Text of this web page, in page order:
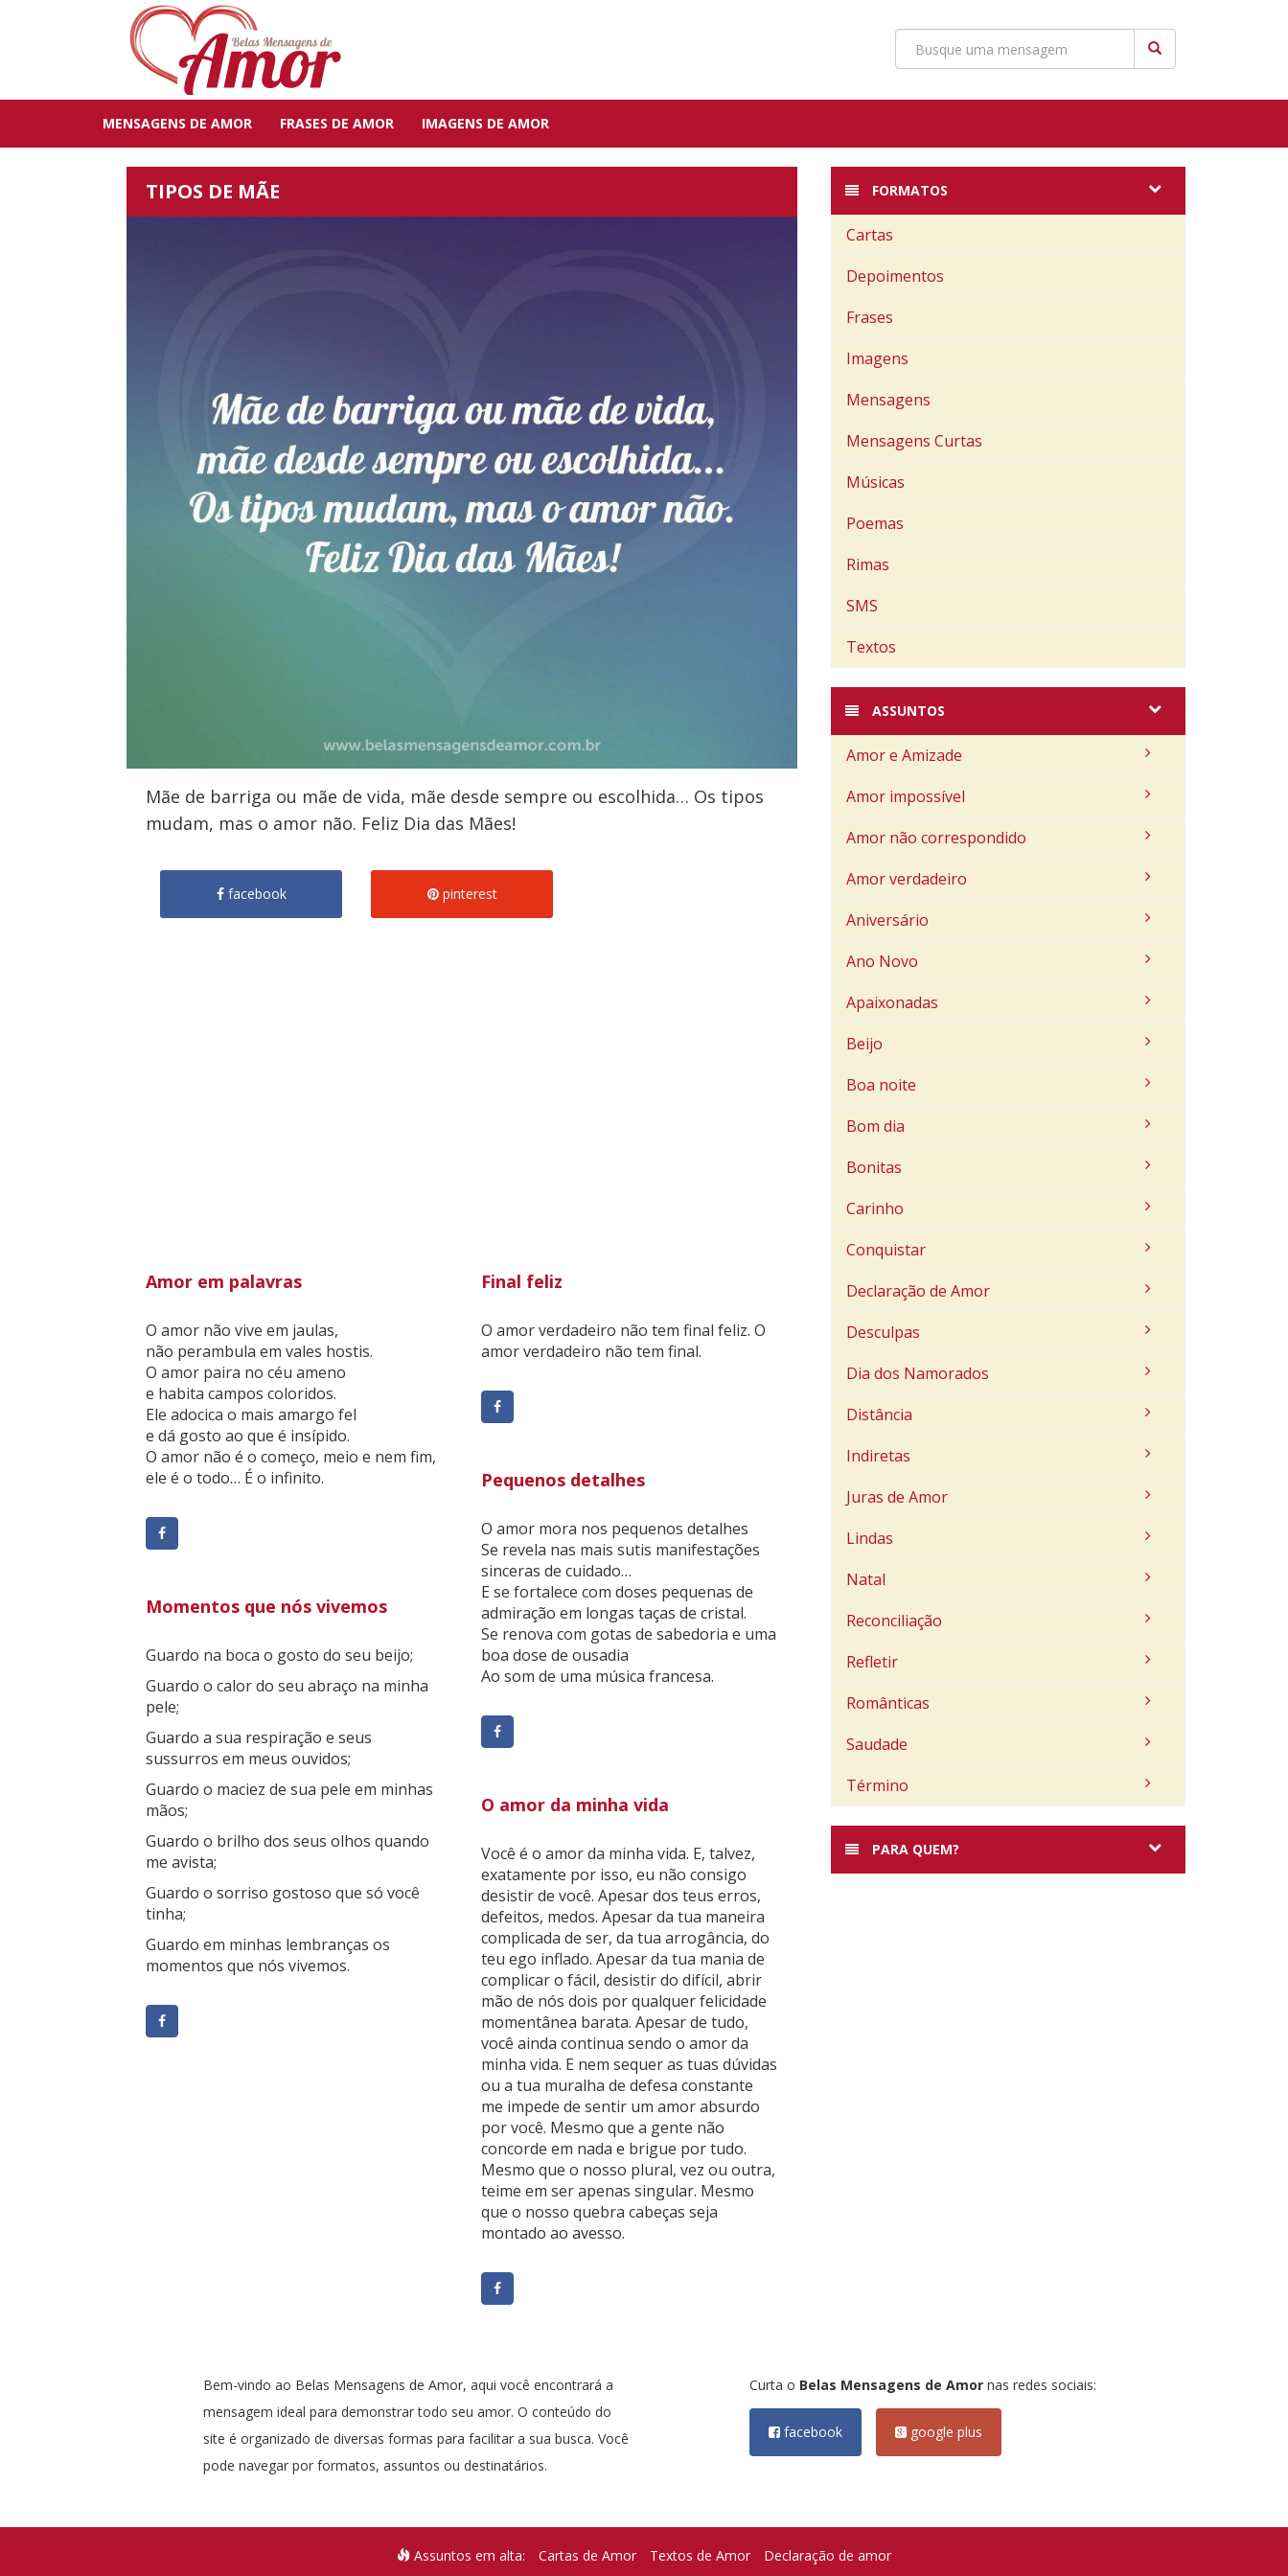
MENSAGENS DE AMOR FRASES DE AMOR IMAGENS DE AMOR
TIPOS DE MÃE
Mãe de barriga ou mãe de vida, mãe desde sempre ou escolhida… Os tipos
mudam, mas o amor não. Feliz Dia das Mães!
facebook pinterest
Amor em palavras
O amor não vive em jaulas,
não perambula em vales hostis.
O amor paira no céu ameno
e habita campos coloridos.
Ele adocica o mais amargo fel
e dá gosto ao que é insípido.
O amor não é o começo, meio e nem fim,
ele é o todo… É o infinito.
Final feliz
O amor verdadeiro não tem final feliz. O
amor verdadeiro não tem final.
Pequenos detalhes
O amor mora nos pequenos detalhes
Se revela nas mais sutis manifestações
sinceras de cuidado…
E se fortalece com doses pequenas de
admiração em longas taças de cristal.
Se renova com gotas de sabedoria e uma
boa dose de ousadia
Ao som de uma música francesa.
Momentos que nós vivemos
Guardo na boca o gosto do seu beijo;
Guardo o calor do seu abraço na minha
pele;
Guardo a sua respiração e seus
sussurros em meus ouvidos;
Guardo o maciez de sua pele em minhas
mãos;
Guardo o brilho dos seus olhos quando
me avista;
Guardo o sorriso gostoso que só você
tinha;
Guardo em minhas lembranças os
momentos que nós vivemos.
O amor da minha vida
Você é o amor da minha vida. E, talvez,
exatamente por isso, eu não consigo
desistir de você. Apesar dos teus erros,
defeitos, medos. Apesar da tua maneira
complicada de ser, da tua arrogância, do
teu ego inflado. Apesar da tua mania de
complicar o fácil, desistir do difícil, abrir
mão de nós dois por qualquer felicidade
momentânea barata. Apesar de tudo,
você ainda continua sendo o amor da
minha vida. E nem sequer as tuas dúvidas
ou a tua muralha de defesa constante
me impede de sentir um amor absurdo
por você. Mesmo que a gente não
concorde em nada e brigue por tudo.
Mesmo que o nosso plural, vez ou outra,
teime em ser apenas singular. Mesmo
que o nosso quebra cabeças seja
montado ao avesso.
FORMATOS
Cartas
Depoimentos
Frases
Imagens
Mensagens
Mensagens Curtas
Músicas
Poemas
Rimas
SMS
Textos
ASSUNTOS
Amor e Amizade
Amor impossível
Amor não correspondido
Amor verdadeiro
Aniversário
Ano Novo
Apaixonadas
Beijo
Boa noite
Bom dia
Bonitas
Carinho
Conquistar
Declaração de Amor
Desculpas
Dia dos Namorados
Distância
Indiretas
Juras de Amor
Lindas
Natal
Reconciliação
Refletir
Românticas
Saudade
Término
PARA QUEM?
Bem-vindo ao Belas Mensagens de Amor, aqui você encontrará a
mensagem ideal para demonstrar todo seu amor. O conteúdo do
site é organizado de diversas formas para facilitar a sua busca. Você
pode navegar por formatos, assuntos ou destinatários.
Curta o Belas Mensagens de Amor nas redes sociais:
facebook google plus
Assuntos em alta: Cartas de Amor Textos de Amor Declaração de amor